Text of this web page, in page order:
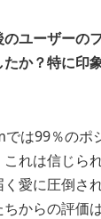
ユーザーの
か？特に印
は99％のポ
れは信じら
愛に圧倒さ
からの評価